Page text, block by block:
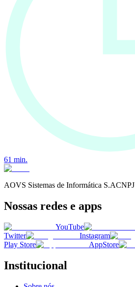
61 min.
AOVS Sistemas de Informática S.ACNPJ
Nossas redes e apps
YouTube
Twitter
Instagram
Play Store
AppStore
Institucional